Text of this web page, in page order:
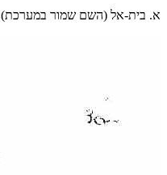
א. בית-אל (השם שמור במערכת)